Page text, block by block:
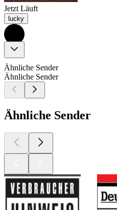
Jetzt Läuft
lucky
Ähnliche Sender
Ähnliche Sender
Ähnliche Sender